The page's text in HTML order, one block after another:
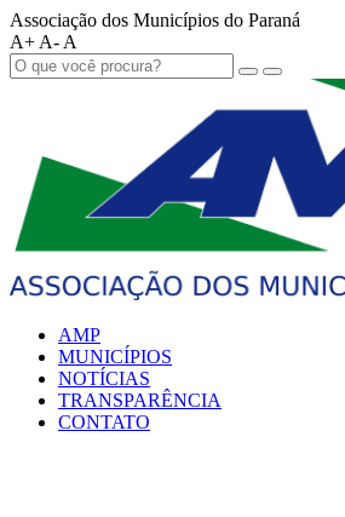
Associação dos Municípios do Paraná
A+ A- A
AMP
MUNICÍPIOS
NOTÍCIAS
TRANSPARÊNCIA
CONTATO